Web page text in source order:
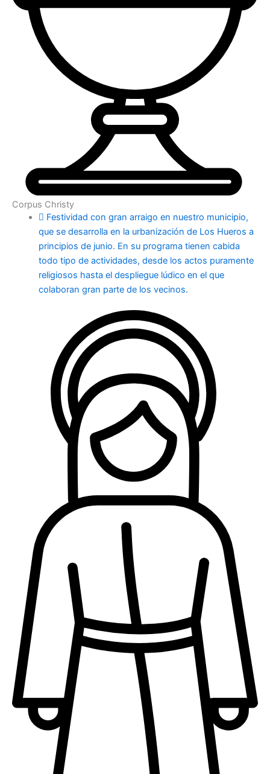
Corpus Christy
Festividad con gran arraigo en nuestro municipio,
que se desarrolla en la urbanización de Los Hueros a
principios de junio. En su programa tienen cabida
todo tipo de actividades, desde los actos puramente
religiosos hasta el despliegue lúdico en el que
colaboran gran parte de los vecinos.